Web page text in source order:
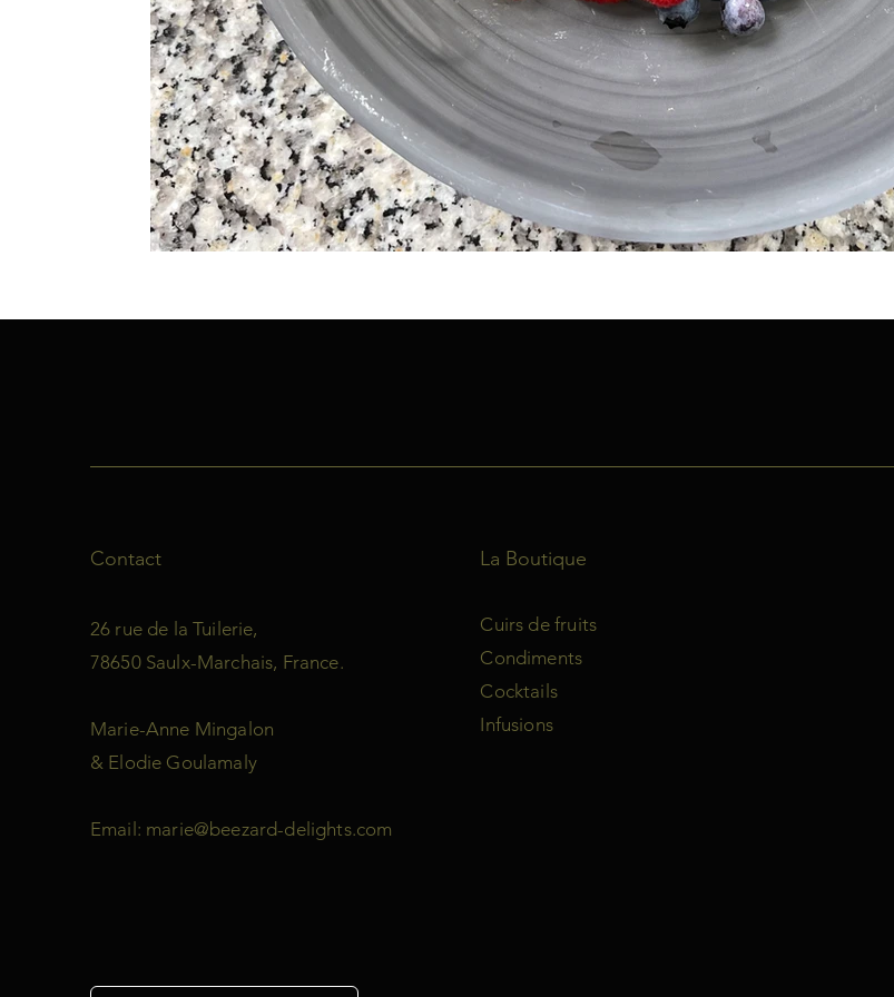
Contact
26 rue de la Tuilerie,
78650 Saulx-Marchais, France.
Marie-Anne Mingalon
& Elodie Goulamaly
Email: marie@beezard-delights.com
La Boutique
Cuirs de fruits
Condiments
Cocktails
Infusions